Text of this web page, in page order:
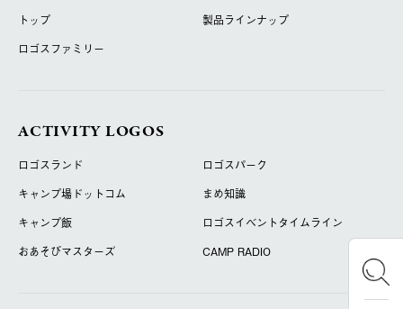
トップ
製品ラインナップ
ロゴスファミリー
ACTIVITY LOGOS
ロゴスランド
ロゴスパーク
キャンプ場ドットコム
まめ知識
キャンプ飯
ロゴスイベントタイムライン
おあそびマスターズ
CAMP RADIO